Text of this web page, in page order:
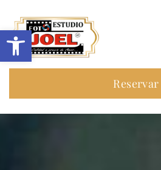
Abrir barra de herramientas
Reservar